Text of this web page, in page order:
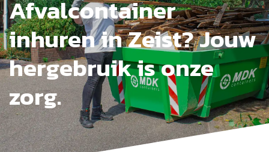
Afvalcontainer
inhuren in Zeist? Jouw
hergebruik is onze
zorg.